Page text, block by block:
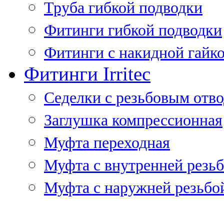
Труба гибкой подводки
Фитинги гибкой подводки
Фитинги с накидной
Фитинги Irritec
Седелки с резьбовым
Заглушка компрессионная
Муфта переходная
Муфта с внутренней
Муфта с наружней